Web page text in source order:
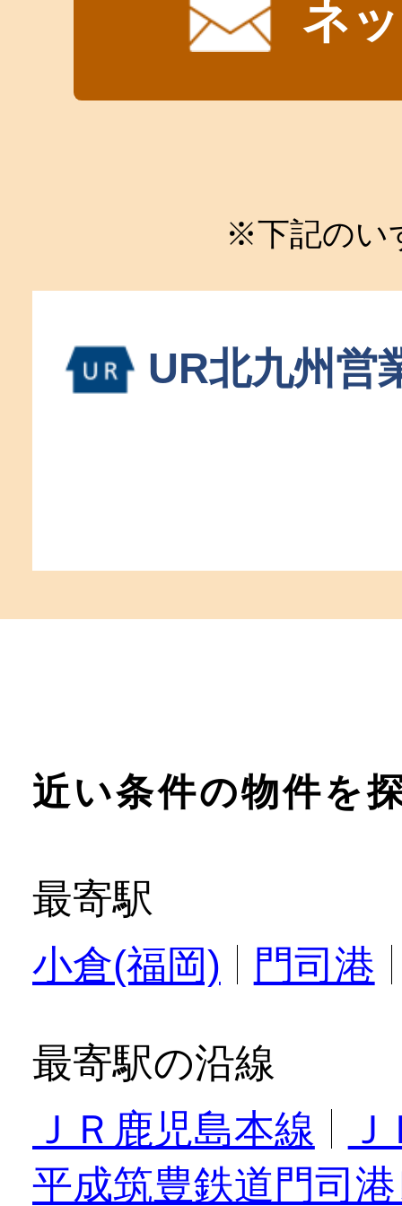
ネ
※下記のい
UR北九州営
近い条件の物件を
最寄駅
小倉(福岡)
門司港
最寄駅の沿線
ＪＲ鹿児島本線
平成筑豊鉄道門司